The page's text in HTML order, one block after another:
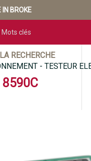
IN BROKE
RECHERCHE
- TESTEUR
8590C